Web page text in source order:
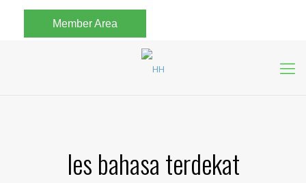
Member Area
les bahasa terdekat